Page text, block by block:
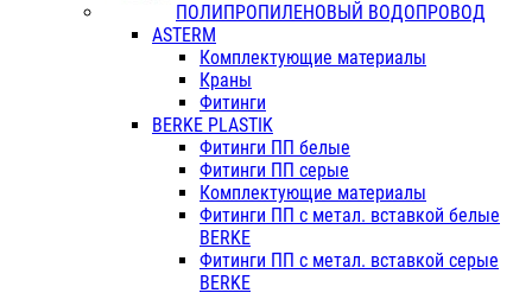
ПОЛИПРОПИЛЕНОВЫЙ ВОДОПРОВОД
ASTERM
Комплектующие материалы
Краны
Фитинги
BERKE PLASTIK
Фитинги ПП белые
Фитинги ПП серые
Комплектующие материалы
Фитинги ПП с метал. вставкой белые
BERKE
Фитинги ПП с метал. вставкой серые
BERKE